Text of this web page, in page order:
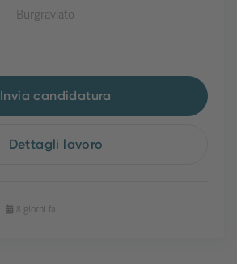
Burgraviato
Invia candidatura
Dettagli lavoro
8 giorni fa